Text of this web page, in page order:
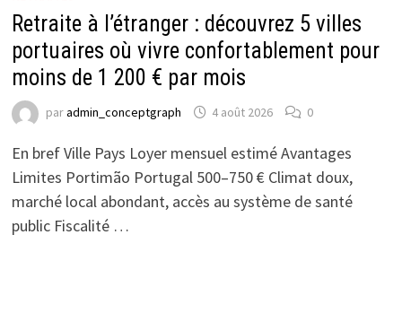
Retraite à l’étranger : découvrez 5 villes
portuaires où vivre confortablement pour
moins de 1 200 € par mois
paradmin_conceptgraph 4 août 2026 0
En bref Ville Pays Loyer mensuel estimé Avantages
Limites Portimão Portugal 500–750 € Climat doux,
marché local abondant, accès au système de santé
public Fiscalité …